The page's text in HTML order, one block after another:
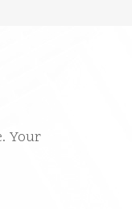
Your